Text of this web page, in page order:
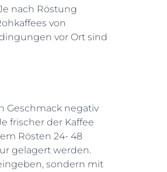
nach Röstung
von
vor Ort sind
Geschmack negativ
frischer der Kaffee
Rösten 24- 48
gelagert werden.
sondern mit